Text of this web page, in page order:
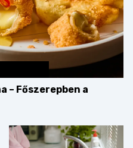
– Főszerepben a